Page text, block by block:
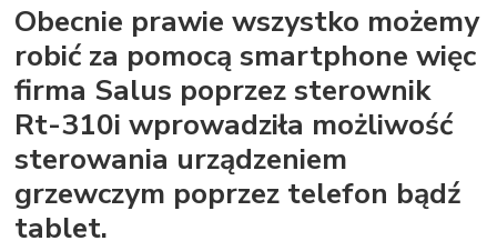
Obecnie prawie wszystko możemy
robić za pomocą smartphone więc
firma Salus poprzez sterownik
Rt-310i wprowadziła możliwość
sterowania urządzeniem
grzewczym poprzez telefon bądź
tablet.